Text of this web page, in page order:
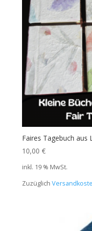
Faires Tagebuch aus
10,00 €
inkl. 19 % MwSt.
Zuzüglich